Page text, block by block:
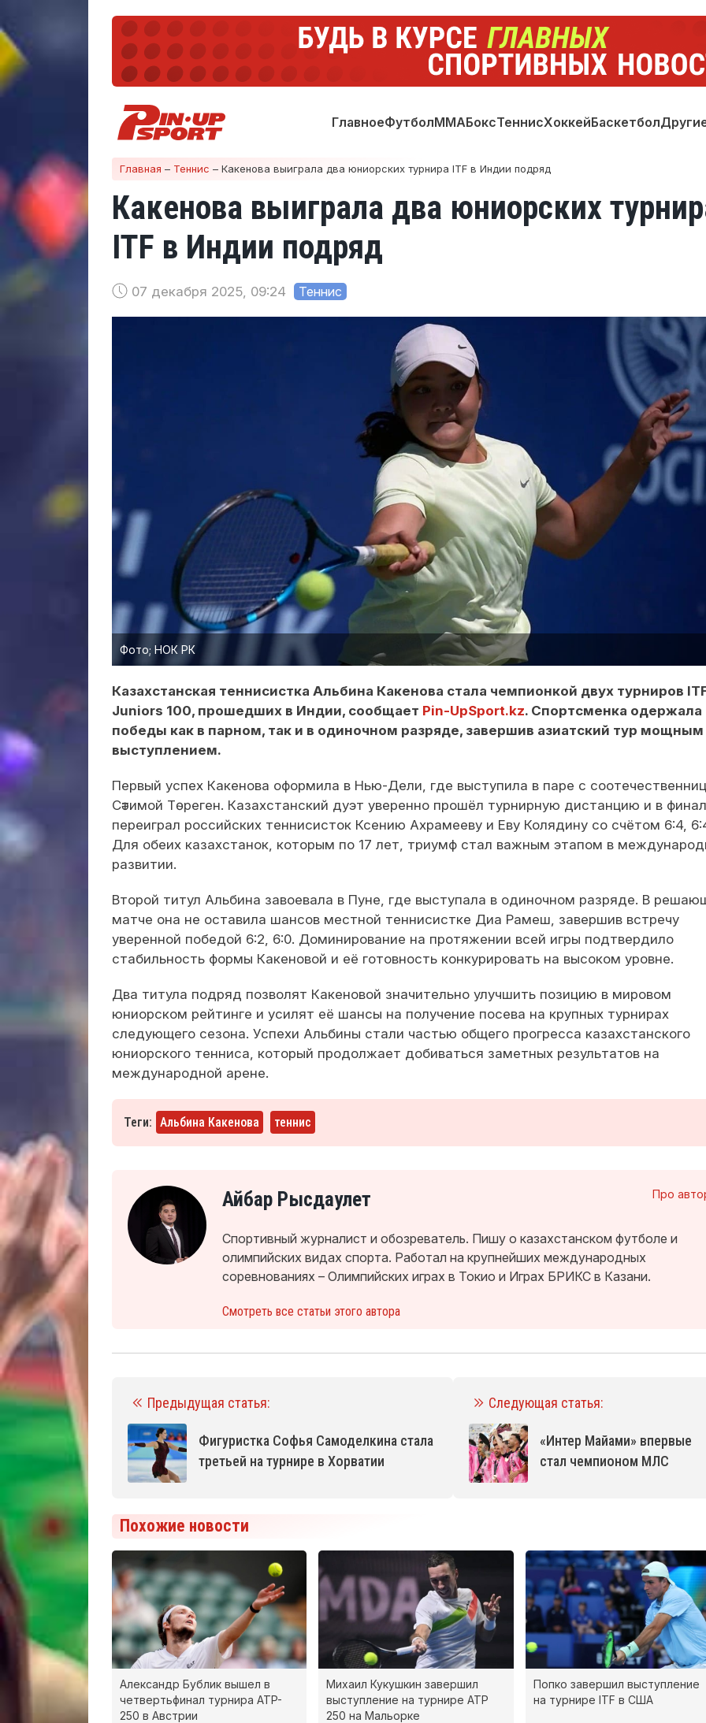
ГлавноеФутболММАБоксТеннисХоккейБаскетбол
Главная – Теннис – Какенова выиграла два юниорских турнира ITF в Индии подряд
Какенова выиграла два юниорских
ITF в Индии подряд
07 декабря 2025, 09:24 Теннис
Фото; НОК РК
Казахстанская теннисистка Альбина Какенова стала чемпионкой двух турниров
Juniors 100, прошедших в Индии, сообщает Pin-UpSport.kz. Спортсменка одержала
победы как в парном, так и в одиночном разряде, завершив азиатский тур мощным
выступлением.
Первый успех Какенова оформила в Нью-Дели, где выступила в паре с
Сәтимой Төреген. Казахстанский дуэт уверенно прошёл турнирную дистанцию и в
переиграл российских теннисисток Ксению Ахрамееву и Еву Колядину со счётом 6:4,
Для обеих казахстанок, которым по 17 лет, триумф стал важным этапом в
развитии.
Второй титул Альбина завоевала в Пуне, где выступала в одиночном разряде. В
матче она не оставила шансов местной теннисистке Диа Рамеш, завершив встречу
уверенной победой 6:2, 6:0. Доминирование на протяжении всей игры подтвердило
стабильность формы Какеновой и её готовность конкурировать на высоком уровне.
Два титула подряд позволят Какеновой значительно улучшить позицию в мировом
юниорском рейтинге и усилят её шансы на получение посева на крупных турнирах
следующего сезона. Успехи Альбины стали частью общего прогресса казахстанского
юниорского тенниса, который продолжает добиваться заметных результатов на
международной арене.
Теги: Альбина Какенова теннис
Про
Айбар Рысдаулет
Спортивный журналист и обозреватель. Пишу о казахстанском футболе и
олимпийских видах спорта. Работал на крупнейших международных
соревнованиях – Олимпийских играх в Токио и Играх БРИКС в Казани.
Смотреть все статьи этого автора
Предыдущая статья:
Фигуристка Софья Самоделкина стала
третьей на турнире в Хорватии
Следующая статья:
«Интер Майами» впервые
стал чемпионом МЛС
Похожие новости
Александр Бублик вышел в
четвертьфинал турнира ATP-
250 в Австрии
Михаил Кукушкин завершил
выступление на турнире ATP
250 на Мальорке
Попко завершил выступление
на турнире ITF в США